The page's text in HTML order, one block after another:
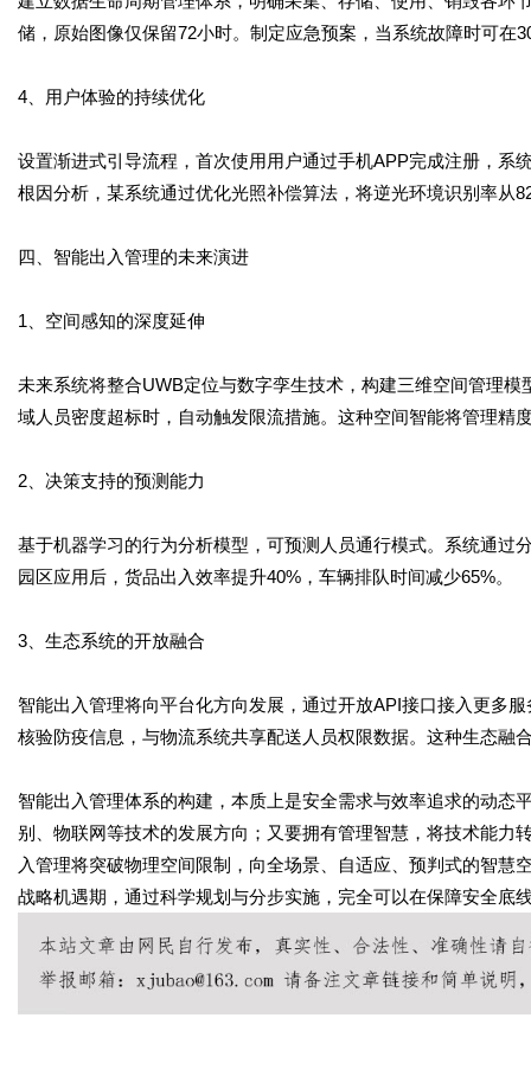
储，原始图像仅保留72小时。制定应急预案，当系统故障时可在
4、用户体验的持续优化
设置渐进式引导流程，首次使用用户通过手机APP完成注册，系
根因分析，某系统通过优化光照补偿算法，将逆光环境识别率从
四、智能出入管理的未来演进
1、空间感知的深度延伸
未来系统将整合UWB定位与数字孪生技术，构建三维空间管理
域人员密度超标时，自动触发限流措施。这种空间智能将管理精
2、决策支持的预测能力
基于机器学习的行为分析模型，可预测人员通行模式。系统通过
园区应用后，货品出入效率提升40%，车辆排队时间减少65%。
3、生态系统的开放融合
智能出入管理将向平台化方向发展，通过开放API接口接入更多
核验防疫信息，与物流系统共享配送人员权限数据。这种生态融
智能出入管理体系的构建，本质上是安全需求与效率追求的动
别、物联网等技术的发展方向；又要拥有管理智慧，将技术能力
入管理将突破物理空间限制，向全场景、自适应、预判式的智
战略机遇期，通过科学规划与分步实施，完全可以在保障安全底